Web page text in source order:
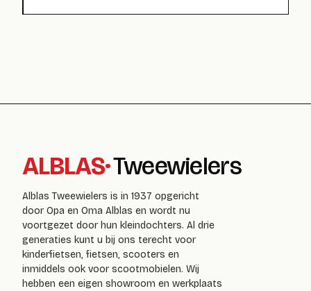
ALBLAS·Tweewielers
Alblas Tweewielers is in 1937 opgericht
door Opa en Oma Alblas en wordt nu
voortgezet door hun kleindochters. Al drie
generaties kunt u bij ons terecht voor
kinderfietsen, fietsen, scooters en
inmiddels ook voor scootmobielen. Wij
hebben een eigen showroom en werkplaats